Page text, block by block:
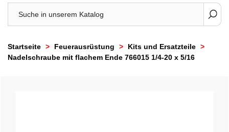
Startseite > Feuerausrüstung > Kits und Ersatzteile >
Nadelschraube mit flachem Ende 766015 1/4-20 x 5/16